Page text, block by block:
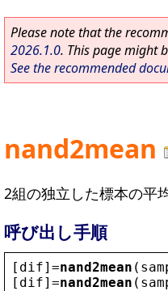
Please note that the
2026.1.0. This page might
See the recommended
nand2mean
2組の独立した標本の平
呼び出し手順
[ dif]=nand2mean (
[ dif]=nand2mean (